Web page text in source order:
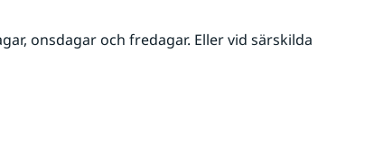
onsdagar och fredagar. Eller vid särskilda